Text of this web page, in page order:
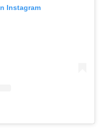
Instagram